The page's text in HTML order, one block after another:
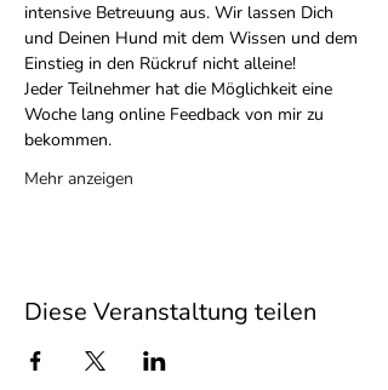
intensive Betreuung aus. Wir lassen Dich
und Deinen Hund mit dem Wissen und dem
Einstieg in den Rückruf nicht alleine!
Jeder Teilnehmer hat die Möglichkeit eine
Woche lang online Feedback von mir zu
bekommen.
Mehr anzeigen
Diese Veranstaltung teilen